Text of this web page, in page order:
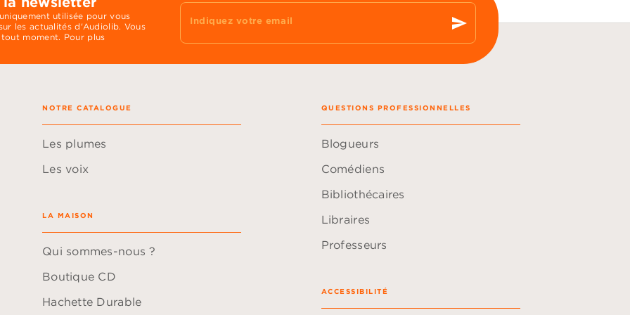
utilisée pour vous
les actualités d'Audiolib. Vous
moment. Pour plus
Indiquez votre email send
NOTRE CATALOGUE
Les plumes
Les voix
LA MAISON
Qui sommes-nous ?
Boutique CD
Hachette Durable
QUESTIONS PROFESSIONNELLES
Blogueurs
Comédiens
Bibliothécaires
Libraires
Professeurs
ACCESSIBILITÉ